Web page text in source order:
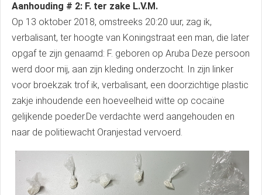
Aanhouding # 2: F. ter zake L.V.M.
Op 13 oktober 2018, omstreeks 20:20 uur, zag ik,
verbalisant, ter hoogte van Koningstraat een man, die later
opgaf te zijn genaamd: F. geboren op Aruba Deze persoon
werd door mij, aan zijn kleding onderzocht. In zijn linker
voor broekzak trof ik, verbalisant, een doorzichtige plastic
zakje inhoudende een hoeveelheid witte op cocaïne
gelijkende poeder.De verdachte werd aangehouden en
naar de politiewacht Oranjestad vervoerd.